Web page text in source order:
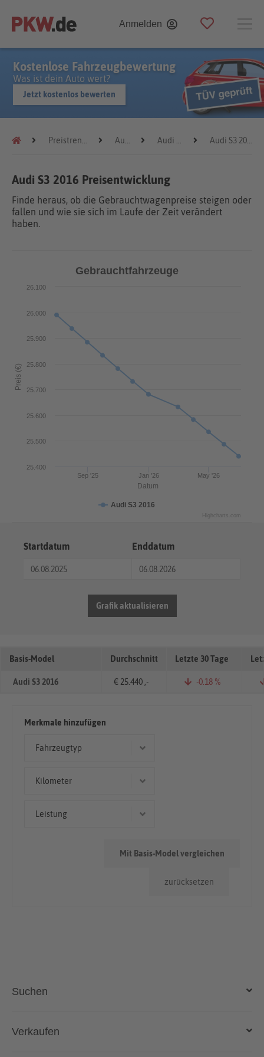
Anmelden
Kostenlose Fahrzeugbewertung
Was ist dein Auto wert?
Jetzt kostenlos bewerten
Preistrends Audi Audi S3 Audi S3 2016
Audi S3 2016 Preisentwicklung
Finde heraus, ob die Gebrauchtwagenpreise steigen oder
fallen und wie sie sich im Laufe der Zeit verändert
haben.
Datum
Preis (€)
Gebrauchtfahrzeuge
Audi S3 2016
Jan '26
Sep '25 May '26
25.400
25.500
25.600
25.700
25.800
25.900
26.000
26.100
Highcharts.com
Startdatum Enddatum
Grafik aktualisieren
Basis-Model Durchschnitt Letzte 30 Tage
Audi S3 2016 € 25.440 ,- -0.18 %
Merkmale hinzufügen
Fahrzeugtyp
Limousine
Kilometer
50.000km - 100.000km
Leistung
zurücksetzen
Mit Basis-Model vergleichen
Suchen
Auto kaufen
Verkaufen